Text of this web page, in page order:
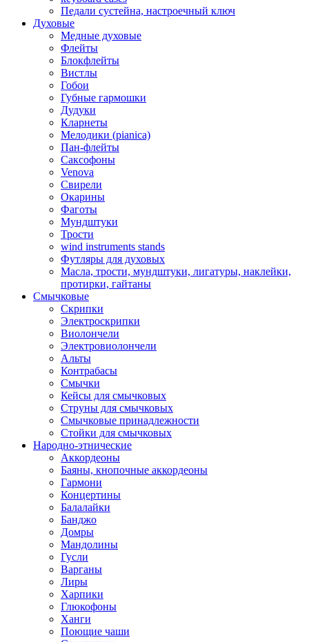
Педали сустейна, настроечный ключ
Духовые
Медные духовые
Флейты
Блокфлейты
Вистлы
Гобои
Губные гармошки
Дудуки
Кларнеты
Мелодики (pianica)
Пан-флейты
Саксофоны
Venova
Свирели
Окарины
Фаготы
Мундштуки
Трости
wind instruments stands
Футляры для духовых
Масла, трости, мундштуки, лигатуры, наклейки,
протирки, гайтаны
Смычковые
Скрипки
Электроскрипки
Виолончели
Электровиолончели
Альты
Контрабасы
Смычки
Кейсы для смычковых
Струны для смычковых
Смычковые принадлежности
Стойки для смычковых
Народно-этнические
Аккордеоны
Баяны, кнопочные аккордеоны
Гармони
Концертины
Балалайки
Банджо
Домры
Мандолины
Гусли
Варганы
Лиры
Харпики
Глюкофоны
Ханги
Поющие чаши